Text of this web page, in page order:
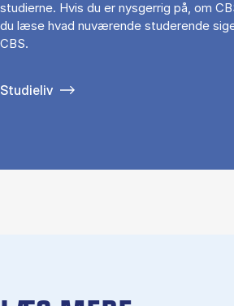
studierne. Hvis du er nysgerrig på, om
du læse hvad nuværende studerende
CBS.
Studieliv